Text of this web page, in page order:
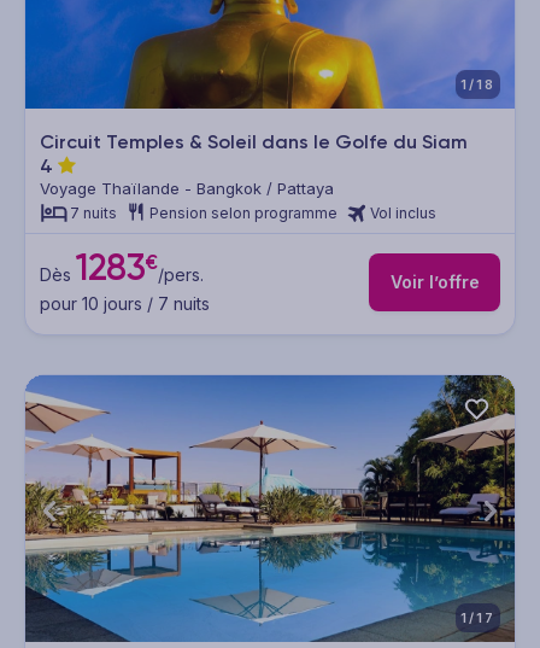
1/18
Circuit Temples & Soleil dans le Golfe du Siam
4
Voyage Thaïlande - Bangkok / Pattaya
7 nuits Pension selon programme Vol inclus
Dès 1283€/pers.
pour 10 jours / 7 nuits
Voir l’offre
1/17